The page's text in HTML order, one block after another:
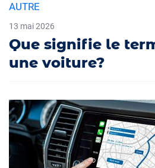
AUTRE
13 mai 2026
Que signifie le
une voiture?